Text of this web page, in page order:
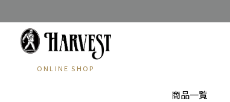
ONLINE SHOP
商品一覧